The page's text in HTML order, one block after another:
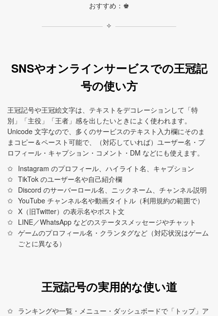
おすすめ：♚
✧
SNSやオンラインサービスでの王冠記
号の使い方
王冠記号や王冠絵文字は、テキストをデコレーションして「特
別」「主役」「王者」感を出したいときによく使われます。
Unicode 文字なので、多くのサービスのテキスト入力欄にそのま
まコピー＆ペースト可能で、（対応していれば）ユーザー名・プ
ロフィール・キャプション・コメント・DM などにも使えます。
Instagram のプロフィール、ハイライト名、キャプション
TikTok のユーザー名や自己紹介欄
Discord のサーバーロール名、ニックネーム、チャンネル説明
YouTube チャンネル名や動画タイトル（利用規約の範囲で）
X（旧Twitter）の表示名やポスト文
LINE／WhatsApp などのステータスメッセージやチャット
ゲームのプロフィール名・クランタグなど（対応状況はゲーム
ごとに異なる）
王冠記号の実用的な使い道
ランキングや一覧・メニュー・ダッシュボードで「トップ」ア